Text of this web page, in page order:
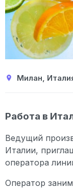
Милан,
Работа в
Ведущий
Италии,
оператора
Оператор